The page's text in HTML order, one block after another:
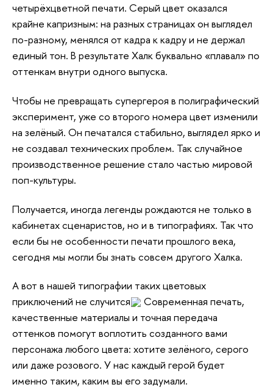
четырёхцветной печати. Серый цвет оказался
крайне капризным: на разных страницах он выглядел
по-разному, менялся от кадра к кадру и не держал
единый тон. В результате Халк буквально «плавал» по
оттенкам внутри одного выпуска.
Чтобы не превращать супергероя в полиграфический
эксперимент, уже со второго номера цвет изменили
на зелёный. Он печатался стабильно, выглядел ярко и
не создавал технических проблем. Так случайное
производственное решение стало частью мировой
поп-культуры.
Получается, иногда легенды рождаются не только в
кабинетах сценаристов, но и в типографиях. Так что
если бы не особенности печати прошлого века,
сегодня мы могли бы знать совсем другого Халка.
А вот в нашей типографии таких цветовых
приключений не случится
Современная печать,
качественные материалы и точная передача
оттенков помогут воплотить созданного вами
персонажа любого цвета: хотите зелёного, серого
или даже розового. У нас каждый герой будет
именно таким, каким вы его задумали.